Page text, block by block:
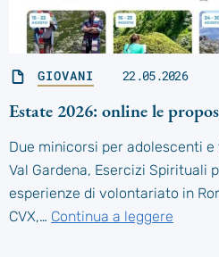
GIOVANI 22.05.2026
Estate 2026: online le
Due minicorsi per adolescenti
Val Gardena, Esercizi Spirituali
esperienze di volontariato in
CVX,… Continua a leggere